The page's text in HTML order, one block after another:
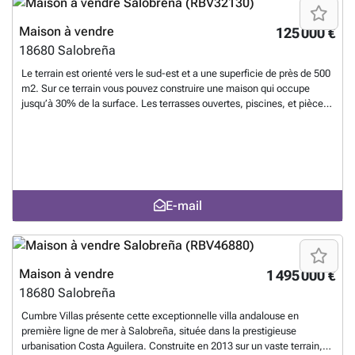
végétation mature et citronniers. La propriété est équipée de
climatisation, de moustiquaires et dispose d’une licence de location
touristique, ce qui la rend idéale aussi bien comme résidence privée
que comme investissement sur la Costa Tropical de Grenade.
Contactez Cumbre Villas pour plus d’informations ou pour organiser
une visite.En savoir plus ?
125 000 €
Maison à vendre
18680 Salobreña
Le terrain est orienté vers le sud-est et a une superficie de près de 500
m2. Sur ce terrain vous pouvez construire une maison qui occupe
jusqu’à 30% de la surface. Les terrasses ouvertes, piscines, et pièces
E-mail
1 495 000 €
Maison à vendre
18680 Salobreña
Cumbre Villas présente cette exceptionnelle villa andalouse en
première ligne de mer à Salobreña, située dans la prestigieuse
urbanisation Costa Aguilera. Construite en 2013 sur un vaste terrain, la